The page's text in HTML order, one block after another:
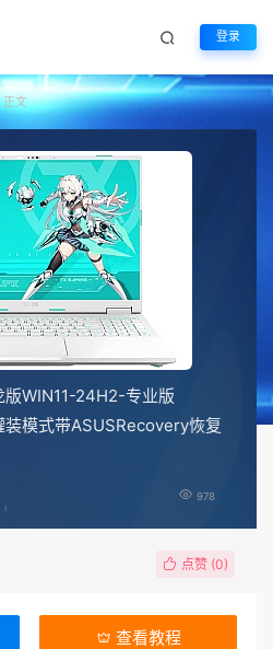
登录
正文
WIN11-24H2-专业版
模式带ASUSRecovery恢复
978
点赞 (0)
查看教程